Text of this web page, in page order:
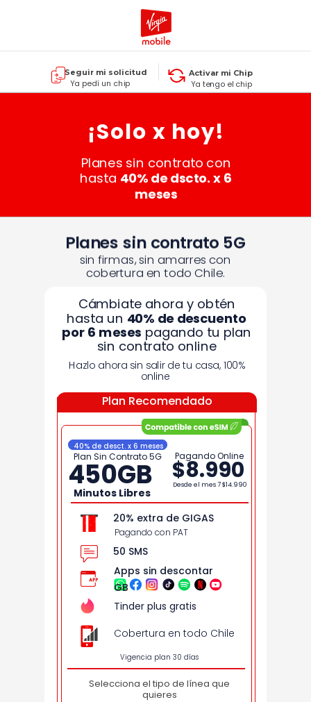
Cámbiate ahora y obtén
hasta un 40% dedescuento
por 6 meses pagando tu plan
sin contrato online
Hazlo ahora sin salir de tu casa, 100%
online
Plan Recomendado
450GB
Minutos Libres
$8.990
Plan Sin Contrato 5G Pagando Online
Desde el mes 7$14.990
50 SMS
Apps sin descontar
GB
Tinder plus gratis
Vigencia plan 30 días
40% de desct. x 6 meses
Selecciona el tipo de línea que
quieres
20% extra de GIGAS
Pagando con PAT
Cobertura en todo Chile
Planes sin contrato 5G
sin firmas, sin amarres con
cobertura en todo Chile.
Seguir mi solicitud Activar mi Chip
Ya tengo el chip
Ya pedí un chip
¡Solo x hoy!
Planes sin contrato con
hasta 40% de dscto. x 6
meses